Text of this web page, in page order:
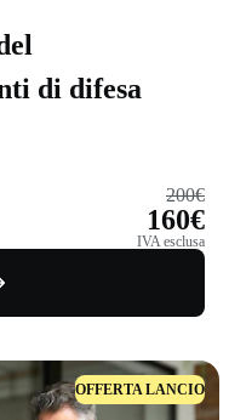
di difesa
200€
160€
IVA esclusa
OFFERTA LANCIO